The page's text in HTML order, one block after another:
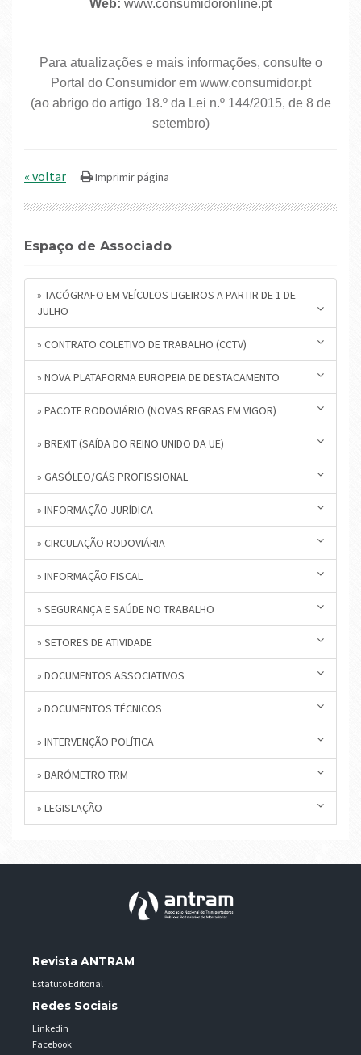
Web: www.consumidoronline.pt
Para atualizações e mais informações, consulte o
Portal do Consumidor em www.consumidor.pt
(ao abrigo do artigo 18.º da Lei n.º 144/2015, de 8 de
setembro)
« voltar
Espaço de Associado
» TACÓGRAFO EM VEÍCULOS LIGEIROS A PARTIR DE 1 DE
JULHO
» CONTRATO COLETIVO DE TRABALHO (CCTV)
» NOVA PLATAFORMA EUROPEIA DE DESTACAMENTO
» PACOTE RODOVIÁRIO (NOVAS REGRAS EM VIGOR)
» BREXIT (SAÍDA DO REINO UNIDO DA UE)
» GASÓLEO/GÁS PROFISSIONAL
» INFORMAÇÃO JURÍDICA
» CIRCULAÇÃO RODOVIÁRIA
» INFORMAÇÃO FISCAL
» SEGURANÇA E SAÚDE NO TRABALHO
» SETORES DE ATIVIDADE
» DOCUMENTOS ASSOCIATIVOS
» DOCUMENTOS TÉCNICOS
» INTERVENÇÃO POLÍTICA
» BARÓMETRO TRM
» LEGISLAÇÃO
Revista ANTRAM
Estatuto Editorial
Redes Sociais
Linkedin
Facebook